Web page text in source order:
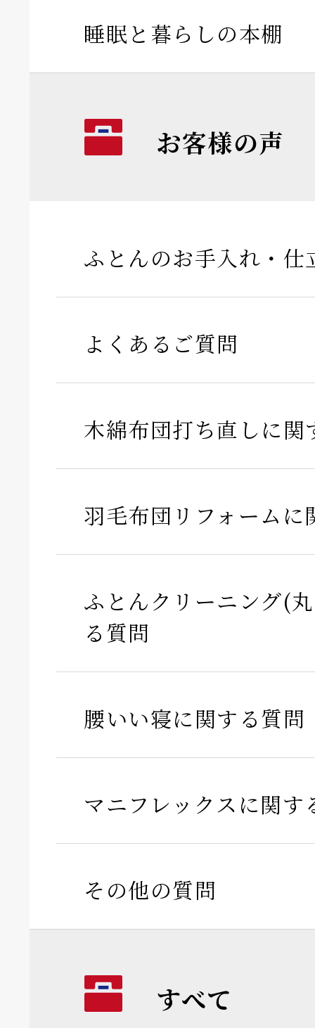
睡眠と暮らしの本棚
お客様の声
ふとんのお手入れ・仕
よくあるご質問
木綿布団打ち直しに関
羽毛布団リフォームに
ふとんクリーニング(
る質問
腰いい寝に関する質問
マニフレックスに関す
その他の質問
すべて